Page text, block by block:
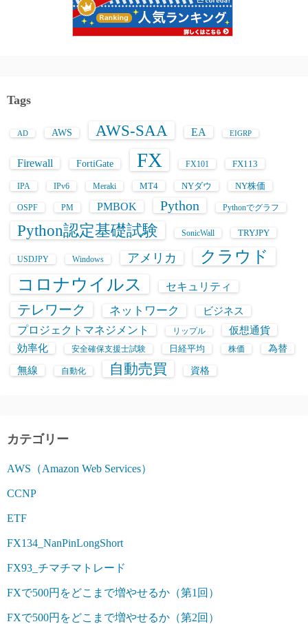
Tags
AD AWS AWS-SAA EA EIGRP
Firewall FortiGate FX FX101 FX113
IPA IPv6 Meraki MT4 NYダウ NY株価
OSPF PM PMBOK Python Pythonでグラフ
Python認定基礎試験 SonicWall TRYJPY
USDJPY Windows アメリカ クラウド
コロナウイルス セキュリティ
テレワーク ネットワーク ビジネス
プロジェクトマネジメント リップル 仮想通貨
効率化 安全確保支援士試験 日経平均 株価 為替
無線 自動化 自動売買 資格
カテゴリー
AWS（Amazon Web Services）
CCNP
ETF
FX134_NanPinLongShort
FX93_チマチマトレード
FXで500円をどこまで増やせるか（第1回）
FXで500円をどこまで増やせるか（第2回）